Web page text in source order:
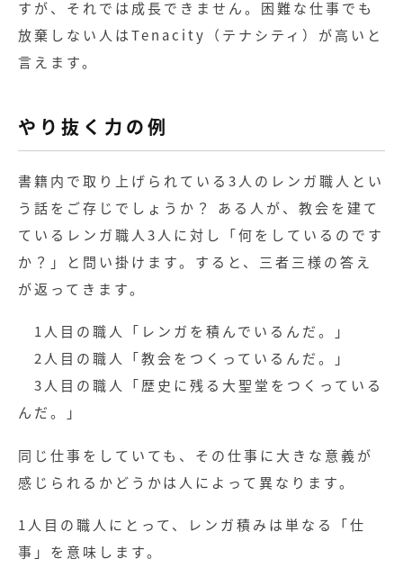
すが、それでは成長できません。困難な仕事でも
放棄しない人はTenacity（テナシティ）が高いと
言えます。
やり抜く力の例
書籍内で取り上げられている3人のレンガ職人とい
う話をご存じでしょうか？ ある人が、教会を建て
ているレンガ職人3人に対し「何をしているのです
か？」と問い掛けます。すると、三者三様の答え
が返ってきます。
1人目の職人「レンガを積んでいるんだ。」
2人目の職人「教会をつくっているんだ。」
3人目の職人「歴史に残る大聖堂をつくっている
んだ。」
同じ仕事をしていても、その仕事に大きな意義が
感じられるかどうかは人によって異なります。
1人目の職人にとって、レンガ積みは単なる「仕
事」を意味します。